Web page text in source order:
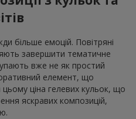
більше емоцій. Повітряні
завершити тематичне
вже не як простий
елемент, що
ціна гелевих кульок, що
яскравих композицій,